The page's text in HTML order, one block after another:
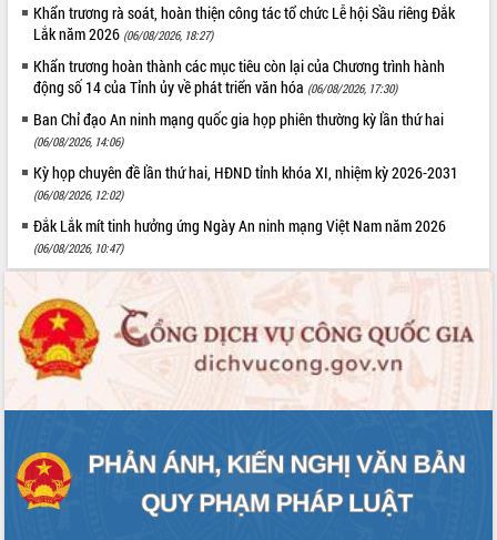
Tập huấn ứng dụng trí tuệ nhân tạo (AI)
trong thương mại điện tử năm 2026
Đoàn đại biểu Quốc hội tỉnh Đắk Lắk
trao đổi thông tin trước Kỳ họp thứ
nhất, Quốc hội khóa XVI
Quyết liệt cải cách hành chính, khơi
Nâng cao hiệu lực, hiệu quả HĐND
tỉnh thông qua hiện đại hóa hành chính
Xã Ea Phê gắn cải cách hành chính với
chuyển đổi số
Hồ Thị Nguyên Thảo làm việc tại Trung
tâm Phục vụ hành chính công xã Ea
Phê
Xây dựng nền hành chính số đồng
đấu có 77% xã đạt chuẩn nông thôn
mới
Chuyển đổi số 'mở đường' cho nông
nghiệp Đắk Lắk tăng trưởng bứt phá
Khẩn trương rà soát, hoàn thiện công tác tổ chức Lễ hội Sầu riêng Đắk
Lắk năm 2026 (06/08/2026, 18:27)
Khẩn trương hoàn thành các mục tiêu còn lại của Chương trình hành
động số 14 của Tỉnh ủy về phát triển văn hóa (06/08/2026, 17:30)
Ban Chỉ đạo An ninh mạng quốc gia họp phiên thường kỳ lần thứ hai
(06/08/2026, 14:06)
Kỳ họp chuyên đề lần thứ hai, HĐND tỉnh khóa XI, nhiệm kỳ 2026-2031
(06/08/2026, 12:02)
Đắk Lắk mít tinh hưởng ứng Ngày An ninh mạng Việt Nam năm 2026
(06/08/2026, 10:47)